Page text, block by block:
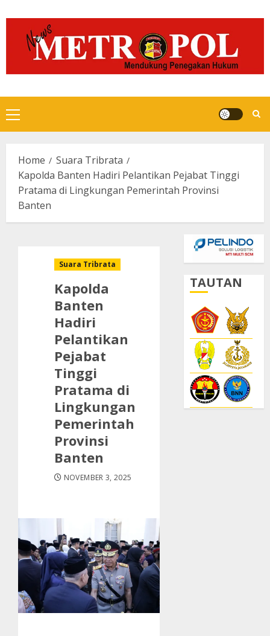
to
content
Primary
Menu
Home
Suara Tribrata
Kapolda Banten Hadiri Pelantikan Pejabat Tinggi
Pratama di Lingkungan Pemerintah Provinsi
Banten
Suara Tribrata
Kapolda
Banten
Hadiri
Pelantikan
Pejabat
Tinggi
Pratama di
Lingkungan
Pemerintah
Provinsi
Banten
NOVEMBER 3, 2025
TAUTAN